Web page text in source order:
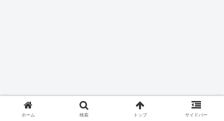
ホーム 検索 トップ サイドバー